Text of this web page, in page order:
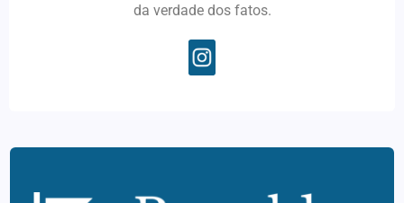
da verdade dos fatos.